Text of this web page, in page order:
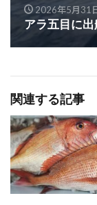
2026年5月31
アラ五目に
関連する記事